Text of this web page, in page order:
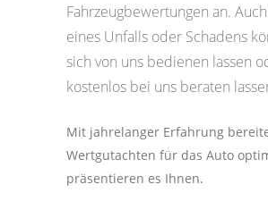
Fahrzeugbewertungen an.
eines Unfalls oder Schadens
sich von uns bedienen lassen
kostenlos bei uns beraten
Mit jahrelanger Erfahrung
Wertgutachten für das Auto
präsentieren es Ihnen.